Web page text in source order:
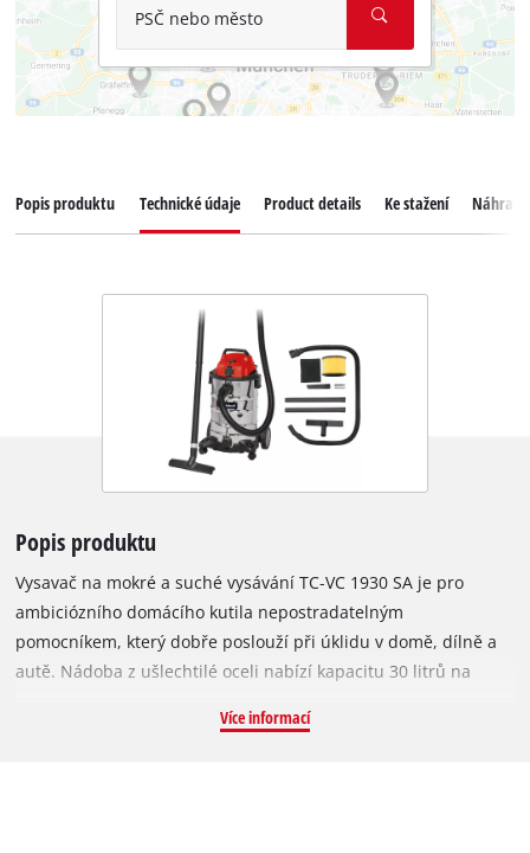
PSČ nebo město
Popis produktu Technické údaje Product details Ke stažení
Popis produktu
Vysavač na mokré a suché vysávání TC-VC 1930 SA je pro
ambiciózního domácího kutila nepostradatelným
pomocníkem, který dobře poslouží při úklidu v domě, dílně a
autě. Nádoba z ušlechtilé oceli nabízí kapacitu 30 litrů na
pomocí vypouštěcího ventilu. K dispozici je také praktická
Více informací